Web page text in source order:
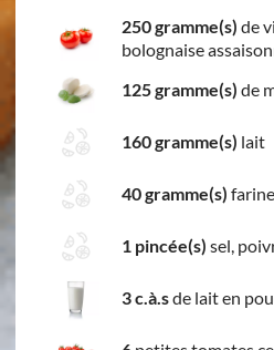
250 gramme(s) de
bolognaise
125 gramme(s) de
160 gramme(s) lait
40 gramme(s) farine
1 pincée(s) sel,
3 c.à.sde lait en